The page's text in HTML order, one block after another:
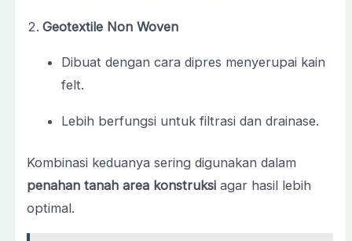
Geotextile Non Woven
Dibuat dengan cara dipres menyerupai kain
felt.
Lebih berfungsi untuk filtrasi dan drainase.
Kombinasi keduanya sering digunakan dalam
penahan tanah area konstruksiagar hasil lebih
optimal.